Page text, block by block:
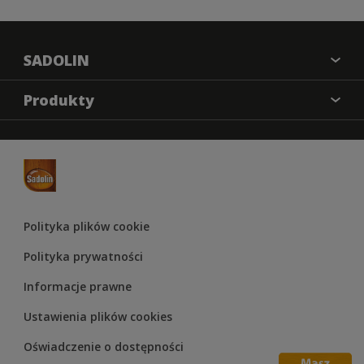
SADOLIN
O nas
Kontakt
Mapa strony
Odwzorowanie kolorów
Materiały marketingowe
Regulamin Konkursu Sadolin 2025
Produkty
Impregnat
Lakier
Olej
Polityka plików cookie
Polityka prywatności
Informacje prawne
Ustawienia plików cookies
Oświadczenie o dostępności